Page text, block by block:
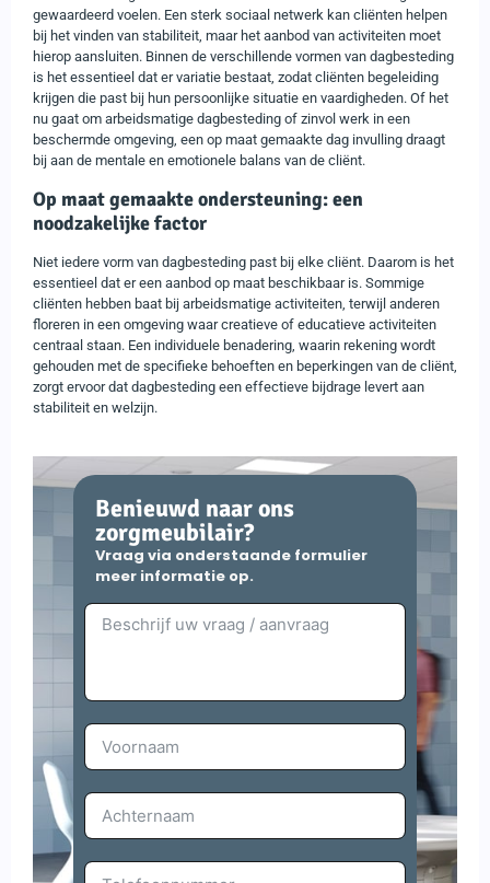
gewaardeerd voelen. Een sterk sociaal netwerk kan cliënten helpen
bij het vinden van stabiliteit, maar het aanbod van activiteiten moet
hierop aansluiten. Binnen de verschillende vormen van dagbesteding
is het essentieel dat er variatie bestaat, zodat cliënten begeleiding
krijgen die past bij hun persoonlijke situatie en vaardigheden. Of het
nu gaat om arbeidsmatige dagbesteding of zinvol werk in een
beschermde omgeving, een op maat gemaakte dag invulling draagt
bij aan de mentale en emotionele balans van de cliënt.
Op maat gemaakte ondersteuning: een
noodzakelijke factor
Niet iedere vorm van dagbesteding past bij elke cliënt. Daarom is het
essentieel dat er een aanbod op maat beschikbaar is. Sommige
cliënten hebben baat bij arbeidsmatige activiteiten, terwijl anderen
floreren in een omgeving waar creatieve of educatieve activiteiten
centraal staan. Een individuele benadering, waarin rekening wordt
gehouden met de specifieke behoeften en beperkingen van de cliënt,
zorgt ervoor dat dagbesteding een effectieve bijdrage levert aan
stabiliteit en welzijn.
Benieuwd naar ons
zorgmeubilair?
Vraag via onderstaande formulier
meer informatie op.